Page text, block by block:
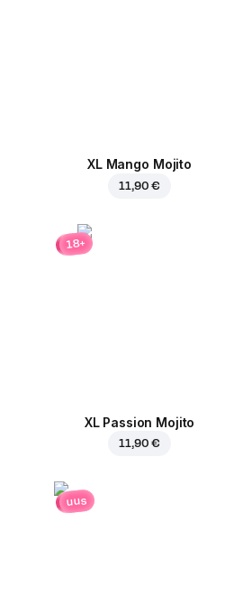
XL Mango Mojito
11,90 €
18+
XL Passion Mojito
11,90 €
uus